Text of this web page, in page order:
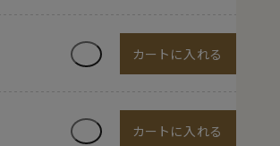
カートに入れる
カートに入れる